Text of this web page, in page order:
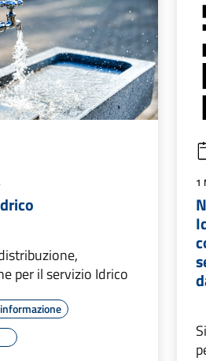
per il servizio Idrico
1